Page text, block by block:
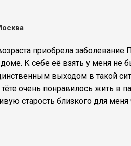
приобрела заболевание
К себе её взять у меня не
выходом в такой
очень понравилось жить в
старость близкого для меня